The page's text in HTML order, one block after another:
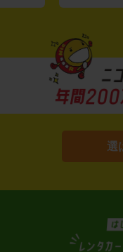
選